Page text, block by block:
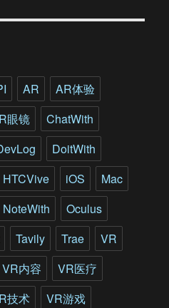
AR
AR体验
眼镜
ChatWith
DoitWith
HTCVive iOS
Mac
NoteWith
Oculus
Tavily Trae
VR
VR内容
VR医疗
技术
VR游戏